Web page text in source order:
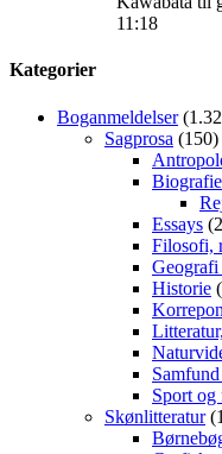
11:18
Kategorier
Boganmeldelser
Sagprosa (150)
Essays
Filosofi,
Historie
Sport og
Skønlitteratur